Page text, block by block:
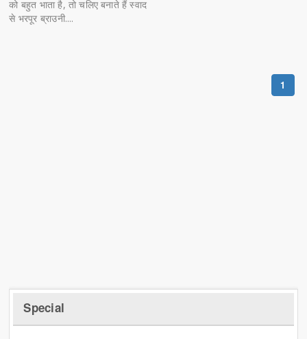
को बहुत भाता है, तो चलिए बनाते हैं स्वाद
से भरपूर ब्राउनी....
1
Special